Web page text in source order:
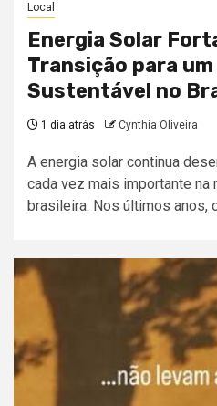
Local
Energia Solar
Transição para
Sustentável no
1 dia atrás Cynthia Oliveira
A energia solar continua
cada vez mais importante na
brasileira. Nos últimos anos,